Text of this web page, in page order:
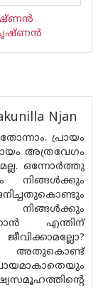
Njan
പ്രായം
അത്രവേഗം
ഒന്നോർത്തു
നിങ്ങൾക്കും
എന്തിന്
അതുകൊണ്ട്